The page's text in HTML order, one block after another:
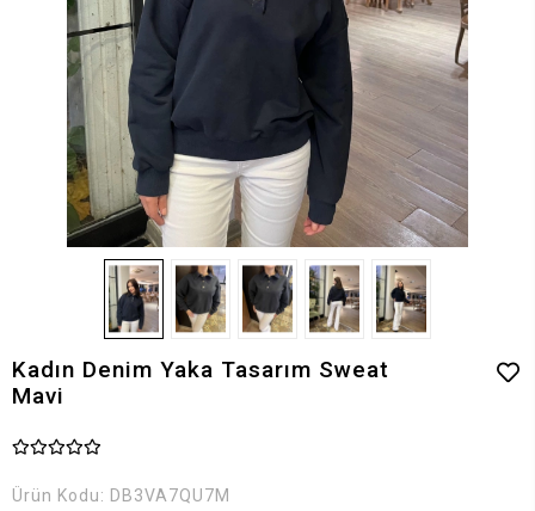
Kadın Denim Yaka Tasarım Sweat
Mavi
Ürün Kodu: DB3VA7QU7M